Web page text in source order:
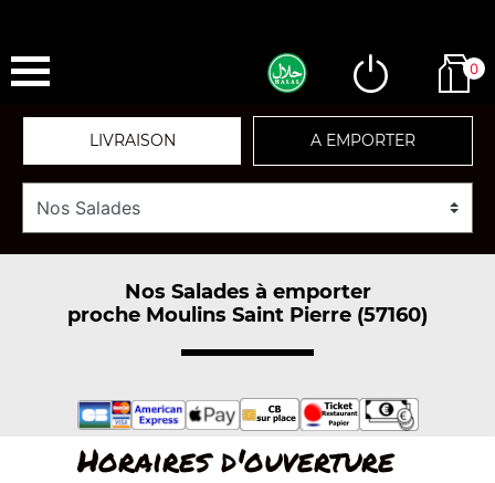
0
LIVRAISON A EMPORTER
Nos Salades à emporter
proche Moulins Saint Pierre (57160)
Horaires d'ouverture